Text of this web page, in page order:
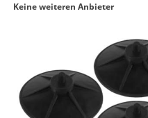
Keine weiteren Anbieter